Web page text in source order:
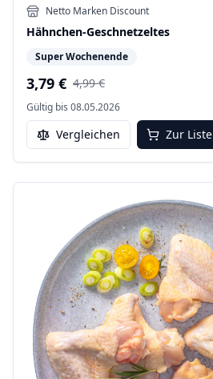
Netto Marken Discount
Hähnchen-Geschnetzeltes
Super Wochenende
3,79 € 4,99 €
Gültig bis 08.05.2026
Vergleichen Zur Liste